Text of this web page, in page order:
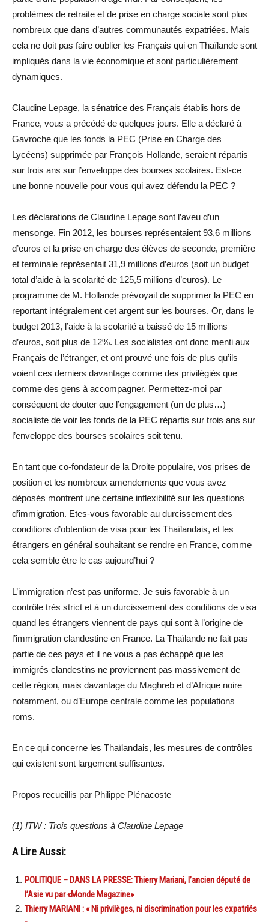
problèmes de retraite et de prise en charge sociale sont plus
nombreux que dans d’autres communautés expatriées. Mais
cela ne doit pas faire oublier les Français qui en Thaïlande sont
impliqués dans la vie économique et sont particulièrement
dynamiques.
Claudine Lepage, la sénatrice des Français établis hors de
France, vous a précédé de quelques jours. Elle a déclaré à
Gavroche que les fonds la PEC (Prise en Charge des
Lycéens) supprimée par François Hollande, seraient répartis
sur trois ans sur l’enveloppe des bourses scolaires. Est-ce
une bonne nouvelle pour vous qui avez défendu la PEC ?
Les déclarations de Claudine Lepage sont l’aveu d’un
mensonge. Fin 2012, les bourses représentaient 93,6 millions
d’euros et la prise en charge des élèves de seconde, première
et terminale représentait 31,9 millions d’euros (soit un budget
total d’aide à la scolarité de 125,5 millions d’euros). Le
programme de M. Hollande prévoyait de supprimer la PEC en
reportant intégralement cet argent sur les bourses. Or, dans le
budget 2013, l’aide à la scolarité a baissé de 15 millions
d’euros, soit plus de 12%. Les socialistes ont donc menti aux
Français de l’étranger, et ont prouvé une fois de plus qu’ils
voient ces derniers davantage comme des privilégiés que
comme des gens à accompagner. Permettez-moi par
conséquent de douter que l’engagement (un de plus…)
socialiste de voir les fonds de la PEC répartis sur trois ans sur
l’enveloppe des bourses scolaires soit tenu.
En tant que co-fondateur de la Droite populaire, vos prises de
position et les nombreux amendements que vous avez
déposés montrent une certaine inflexibilité sur les questions
d’immigration. Etes-vous favorable au durcissement des
conditions d’obtention de visa pour les Thaïlandais, et les
étrangers en général souhaitant se rendre en France, comme
cela semble être le cas aujourd’hui ?
L’immigration n’est pas uniforme. Je suis favorable à un
contrôle très strict et à un durcissement des conditions de visa
quand les étrangers viennent de pays qui sont à l’origine de
l’immigration clandestine en France. La Thaïlande ne fait pas
partie de ces pays et il ne vous a pas échappé que les
immigrés clandestins ne proviennent pas massivement de
cette région, mais davantage du Maghreb et d’Afrique noire
notamment, ou d’Europe centrale comme les populations
roms.
En ce qui concerne les Thaïlandais, les mesures de contrôles
qui existent sont largement suffisantes.
Propos recueillis par Philippe Plénacoste
(1) ITW : Trois questions à Claudine Lepage
A Lire Aussi:
POLITIQUE – DANS LA PRESSE: Thierry Mariani, l’ancien député de
l’Asie vu par «Monde Magazine»
Thierry MARIANI : « Ni privilèges, ni discrimination pour les expatriés